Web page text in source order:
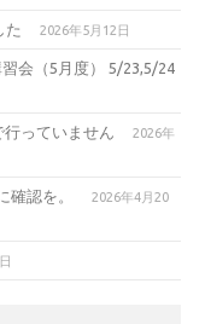
た 2026年5月12日
会（5月度） 5/23,5/24
っていません
2026年
確認を。
2026年4月20